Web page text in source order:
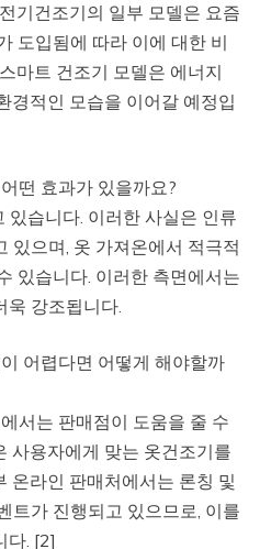
기건조기의 일부 모델은 요즘
도입됨에 따라 이에 대한 비
마트 건조기 모델은 에너지
경적인 모습을 이어갈 예정입
떤 효과가 있을까요?
습니다. 이러한 사실은 인류
있으며, 옷 가져온에서 적극적
있습니다. 이러한 측면에서는
욱 강조됩니다.
어렵다면 어떻게 해야할까
서는 판매점이 도움을 줄 수
사용자에게 맞는 옷건조기를
온라인 판매처에서는 론칭 및
트가 진행되고 있으므로, 이를
다. [2]